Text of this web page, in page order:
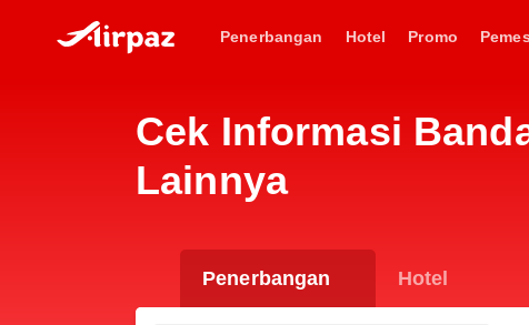
Penerbangan Hotel Promo
Cek Informasi
Lainnya
Penerbangan Hotel